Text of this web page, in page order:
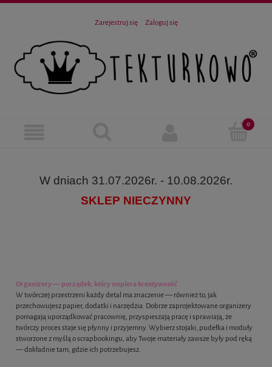
Zarejestruj się Zaloguj się
W dniach 31.07.2026r. - 10.08.2026r.
SKLEP NIECZYNNY
Organizery — porządek, który wspiera kreatywność
W twórczej przestrzeni każdy detal ma znaczenie — również to, jak
przechowujesz papier, dodatki i narzędzia. Dobrze zaprojektowane organizery
pomagają uporządkować pracownię, przyspieszają pracę i sprawiają, że
twórczy proces staje się płynny i przyjemny. Wybierz stojaki, pudełka i moduły
stworzone z myślą o scrapbookingu, aby Twoje materiały zawsze były pod ręką
— dokładnie tam, gdzie ich potrzebujesz.